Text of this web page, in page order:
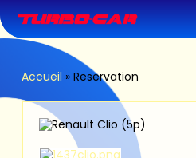
to
main
content
Accueil » Reservation